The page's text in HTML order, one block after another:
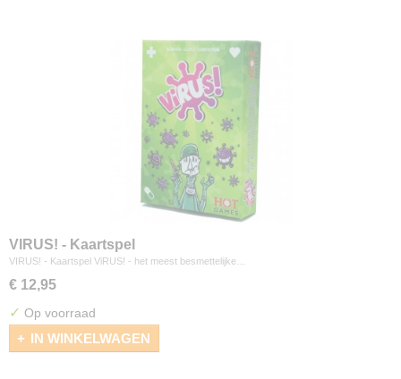
VIRUS! - Kaartspel
VIRUS! - Kaartspel ViRUS! - het meest besmettelijke…
€ 12,95
✓ Op voorraad
IN WINKELWAGEN